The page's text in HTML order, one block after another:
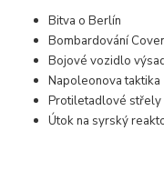
Bitva o Berlín
Bombardování
Bojové vozidlo
Napoleonova taktika
Protiletadlové střely
Útok na syrský